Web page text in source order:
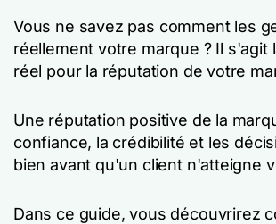
Vous ne savez pas comment les
réellement votre marque ? Il s'agit
réel pour la réputation de votre
Une réputation positive de la
confiance, la crédibilité et les
bien avant qu'un client n'atteigne
Dans ce guide, vous découvrirez